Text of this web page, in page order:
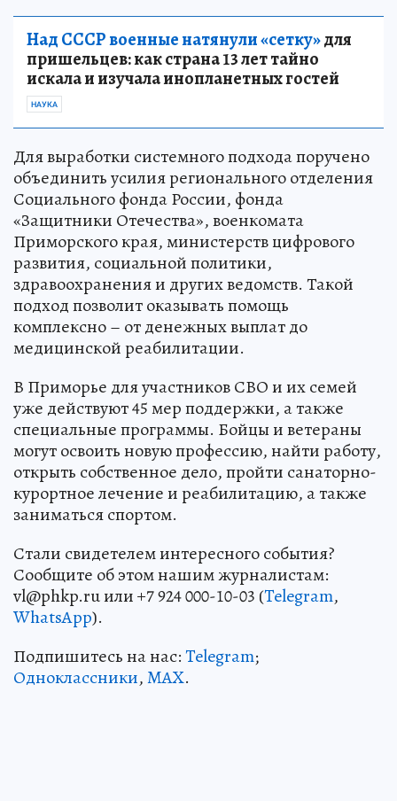
Над СССР военные натянули «сетку»для
пришельцев: как страна 13 лет тайно
искала и изучала инопланетных гостей
НАУКА
Для выработки системного подхода поручено
объединить усилия регионального отделения
Социального фонда России, фонда
«Защитники Отечества», военкомата
Приморского края, министерств цифрового
развития, социальной политики,
здравоохранения и других ведомств. Такой
подход позволит оказывать помощь
комплексно – от денежных выплат до
медицинской реабилитации.
В Приморье для участников СВО и их семей
уже действуют 45 мер поддержки, а также
специальные программы. Бойцы и ветераны
могут освоить новую профессию, найти работу,
открыть собственное дело, пройти санаторно-
курортное лечение и реабилитацию, а также
заниматься спортом.
Стали свидетелем интересного события?
Сообщите об этом нашим журналистам:
vl@phkp.ru или +7 924 000-10-03 (Telegram,
WhatsApp).
Подпишитесь на нас:Telegram;
Одноклассники,MAX.